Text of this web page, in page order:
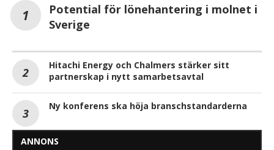
Potential för lönehantering i molnet i
Sverige
Hitachi Energy och Chalmers stärker sitt
partnerskap i nytt samarbetsavtal
Ny konferens ska höja branschstandarderna
ANNONS